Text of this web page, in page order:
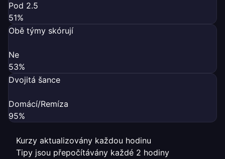
Pod 2.5
51%
Obě týmy skórují
Ne
53%
Dvojitá šance
Domácí/Remíza
95%
Kurzy aktualizovány každou hodinu
Tipy jsou přepočítávány každé 2 hodiny